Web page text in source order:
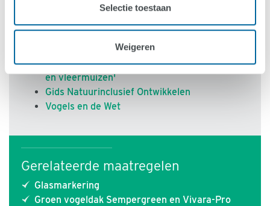
Selectie toestaan
Weigeren
Vogelbescherming
Factsheet Stadsnatuur: Spreeuw
Brochure: 'Verbouwplannen? Denk aan vogels
en vleermuizen'
Gids Natuurinclusief Ontwikkelen
Vogels en de Wet
Gerelateerde maatregelen
Glasmarkering
Groen vogeldak Sempergreen en Vivara-Pro